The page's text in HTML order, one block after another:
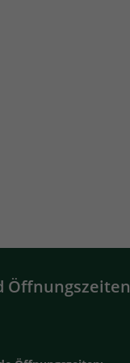
Öffnungszeiten